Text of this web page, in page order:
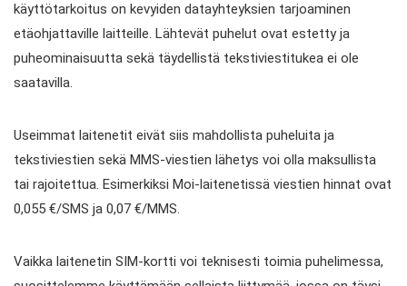
käyttötarkoitus on kevyiden datayhteyksien tarjoaminen
etäohjattaville laitteille. Lähtevät puhelut ovat estetty ja
puheominaisuutta sekä täydellistä tekstiviestitukea ei ole
saatavilla.
Useimmat laitenetit eivät siis mahdollista puheluita ja
tekstiviestien sekä MMS-viestien lähetys voi olla maksullista
tai rajoitettua. Esimerkiksi Moi-laitenetissä viestien hinnat ovat
0,055 €/SMS ja 0,07 €/MMS.
Vaikka laitenetin SIM-kortti voi teknisesti toimia puhelimessa,